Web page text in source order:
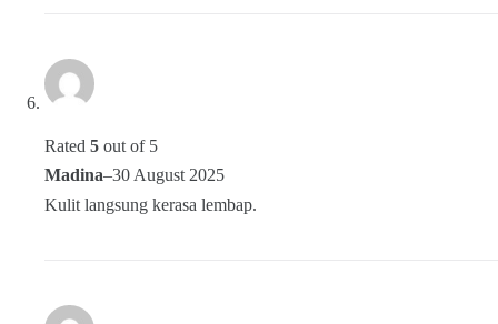
Rated 5 out of 5
Madina–30 August 2025
Kulit langsung kerasa lembap.